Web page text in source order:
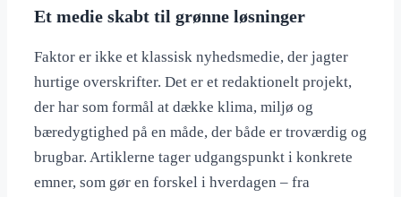
Et medie skabt til grønne løsninger
Faktor er ikke et klassisk nyhedsmedie, der jagter
hurtige overskrifter. Det er et redaktionelt projekt,
der har som formål at dække klima, miljø og
bæredygtighed på en måde, der både er troværdig og
brugbar. Artiklerne tager udgangspunkt i konkrete
emner, som gør en forskel i hverdagen – fra